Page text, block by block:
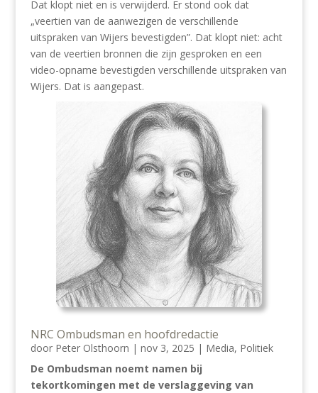
Dat klopt niet en is verwijderd. Er stond ook dat
„veertien van de aanwezigen de verschillende
uitspraken van Wijers bevestigden”. Dat klopt niet: acht
van de veertien bronnen die zijn gesproken en een
video-opname bevestigden verschillende uitspraken van
Wijers. Dat is aangepast.
NRC Ombudsman en hoofdredactie
door Peter Olsthoorn | nov 3, 2025 | Media, Politiek
De Ombudsman noemt namen bij
tekortkomingen met de verslaggeving van